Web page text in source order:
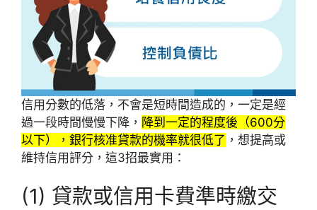
信用分數的低落，不會是短時間造成的，一定是經
過一段時間慢慢下降， 降到一定的程度後（600分
以下），銀行核准貸款的機率就很低了 ，想提高或
維持信用評分，這3招最實用：
(1) 貸款或信用卡費準時繳交